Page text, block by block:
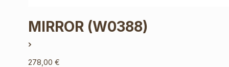
MIRROR (W0388)
278,00€